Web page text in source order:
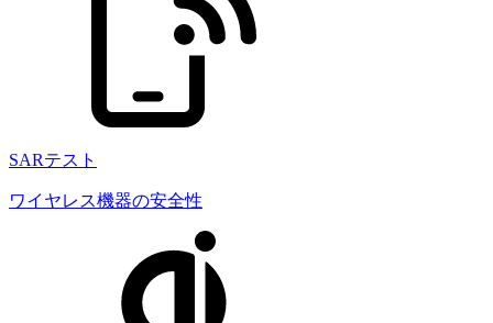
SARテスト
ワイヤレス機器の安全性